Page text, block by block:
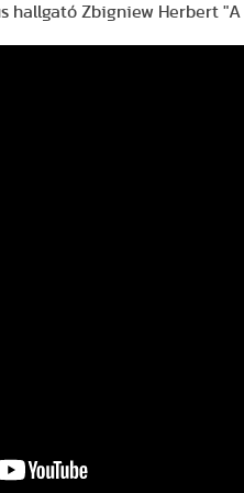
hallgató Zbigniew Herbert